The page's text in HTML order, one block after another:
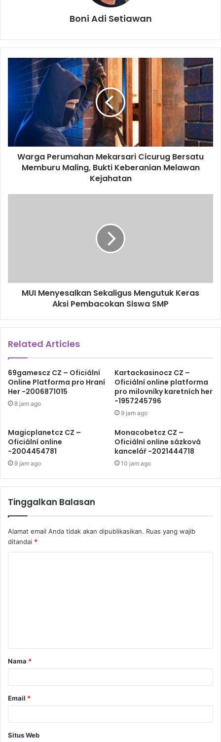
Sesampai dirumah sakit korban yang telah meninggal
dunia dirujuk kerumah sakit kramat jati guna dilakukan
Boni Adi Setiawan
Warga Perumahan Mekarsari Cicurug Bersatu
Memburu Maling, Bukti Keberanian Melawan
Kejahatan
MUI Menyesalkan Sekaligus Mengutuk Keras
Aksi Pembacokan Siswa SMP
Related Articles
69gamescz CZ – Oficiální
Online Platforma pro Hraní
Her -2006871015
8 jam ago
Kartackasinocz CZ –
Oficiální online platforma
pro milovníky karetních her
-1957245796
9 jam ago
Magicplanetcz CZ –
Oficiální online
-2004454781
9 jam ago
Monacobetcz CZ –
Oficiální online sázková
kancelář -2021444718
10 jam ago
Tinggalkan Balasan
Alamat email Anda tidak akan dipublikasikan. Ruas yang wajib
ditandai *
Nama *
Email *
Situs Web